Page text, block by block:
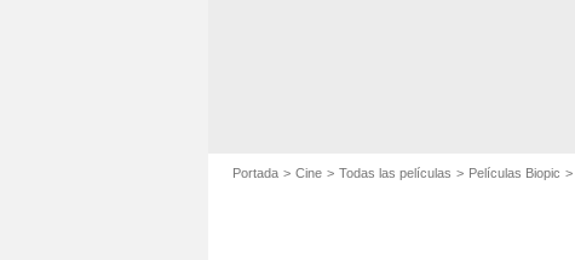
Portada Cine Todas las películas Películas Biopic